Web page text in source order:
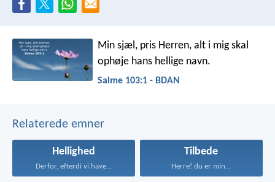
Min sjæl, pris Herren, alt i mig skal
ophøje hans hellige navn.
Salme 103:1 - BDAN
Relaterede emner
Hellighed
Derfor, efterdi vi have...
Tilbede
Herre! du er min...